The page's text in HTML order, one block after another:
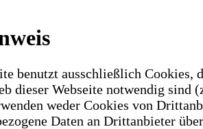
benutzt ausschließlich Cookies,
dieser Webseite notwendig sind
weder Cookies von
Daten an Drittanbieter